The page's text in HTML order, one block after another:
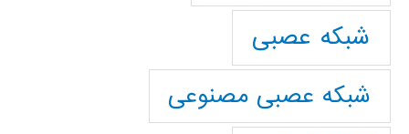
شبکه عصبی
شبکه عصبی مصنوعی